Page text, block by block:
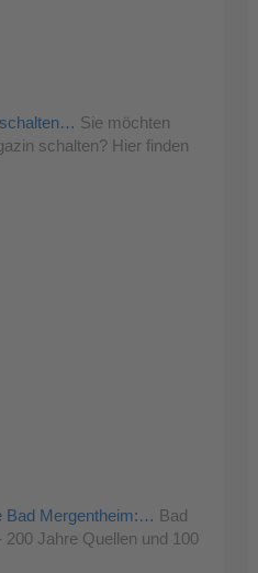
Sie möchten
schalten? Hier finden
Bad Mergentheim:… Bad
200 Jahre Quellen und 100